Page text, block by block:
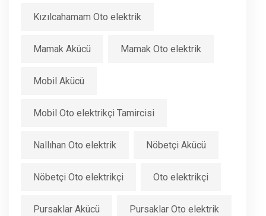
Kızılcahamam Oto elektrik
Mamak Akücü Mamak Oto elektrik
Mobil Akücü
Mobil Oto elektrikçi Tamircisi
Nallıhan Oto elektrik Nöbetçi Akücü
Nöbetçi Oto elektrikçi Oto elektrikçi
Pursaklar Akücü Pursaklar Oto elektrik